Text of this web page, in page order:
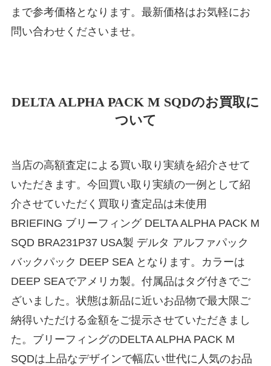
まで参考価格となります。最新価格はお気軽にお
問い合わせくださいませ。
DELTA ALPHA PACK M SQDのお買取に
ついて
当店の高額査定による買い取り実績を紹介させて
いただきます。今回買い取り実績の一例として紹
介させていただく買取り査定品は未使用
BRIEFING ブリーフィング DELTA ALPHA PACK M
SQD BRA231P37 USA製 デルタ アルファパック
バックパック DEEP SEA となります。カラーは
DEEP SEAでアメリカ製。付属品はタグ付きでご
ざいました。状態は新品に近いお品物で最大限ご
納得いただける金額をご提示させていただきまし
た。ブリーフィングのDELTA ALPHA PACK M
SQDは上品なデザインで幅広い世代に人気のお品